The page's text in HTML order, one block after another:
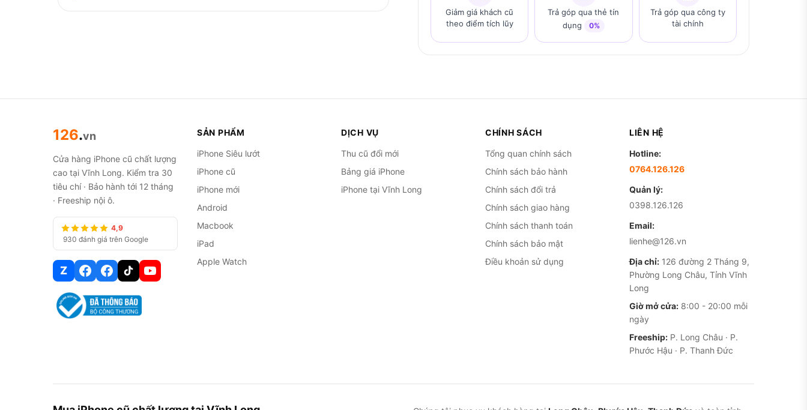
Giảm giá khách cũ
theo điểm tích lũy
Trả góp qua thẻ tín
dụng
0%
Trả góp qua công ty
tài chính
126.vn
Cửa hàng iPhone cũ chất lượng
cao tại Vĩnh Long. Kiểm tra 30
tiêu chí · Bảo hành tới 12 tháng
· Freeship nội ô.
4,9
930 đánh giá trên Google
Z
SẢN PHẨM
iPhone Siêu lướt
iPhone cũ
iPhone mới
Android
Macbook
iPad
Apple Watch
DỊCH VỤ
Thu cũ đổi mới
Bảng giá iPhone
iPhone tại Vĩnh Long
CHÍNH SÁCH
Tổng quan chính sách
Chính sách bảo hành
Chính sách đổi trả
Chính sách giao hàng
Chính sách thanh toán
Chính sách bảo mật
Điều khoản sử dụng
LIÊN HỆ
Hotline:
0764.126.126
Quản lý:
0398.126.126
Email:
lienhe@126.vn
Địa chỉ: 126 đường 2 Tháng 9,
Phường Long Châu, Tỉnh Vĩnh
Long
Giờ mở cửa: 8:00 - 20:00 mỗi
ngày
Freeship: P. Long Châu · P.
Phước Hậu · P. Thanh Đức